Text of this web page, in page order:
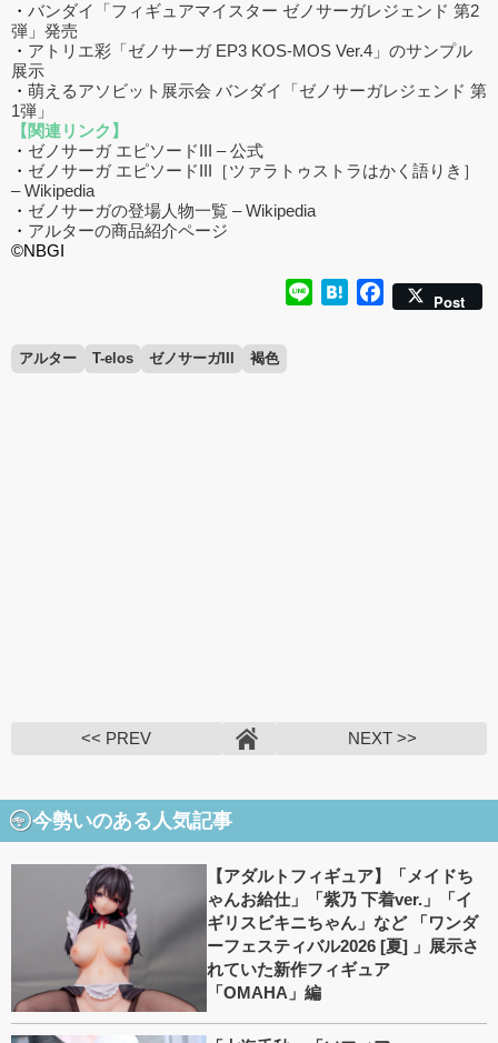
・ バンダイ「フィギュアマイスター ゼノサーガレジェンド 第2
弾」発売
・ アトリエ彩「ゼノサーガ EP3 KOS-MOS Ver.4」のサンプル
展示
・ 萌えるアソビット展示会 バンダイ「ゼノサーガレジェンド 第
1弾」
【関連リンク】
・ ゼノサーガ エピソードIII – 公式
・ ゼノサーガ エピソードIII［ツァラトゥストラはかく語りき］
– Wikipedia
・ ゼノサーガの登場人物一覧 – Wikipedia
・ アルターの商品紹介ページ
©NBGI
Line HatenaFacebook
Post
アルター T-elos ゼノサーガIII 褐色
<< PREV NEXT >>
今勢いのある人気記事
【アダルトフィギュア】「メイドち
ゃんお給仕」「紫乃 下着ver.」「イ
ギリスビキニちゃん」など 「ワンダ
ーフェスティバル2026 [夏] 」展示さ
れていた新作フィギュア
「OMAHA」編